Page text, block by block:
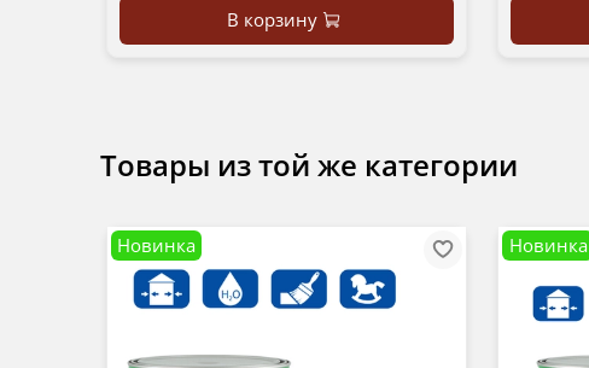
В корзину
Товары из той же категории
Новинка Новинка